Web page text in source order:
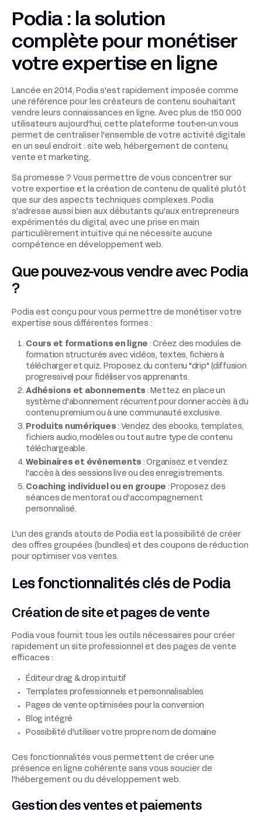
Podia : la solution
complète pour monétiser
votre expertise en ligne
Lancée en 2014, Podia s'est rapidement imposée comme
une référence pour les créateurs de contenu souhaitant
vendre leurs connaissances en ligne. Avec plus de 150 000
utilisateurs aujourd'hui, cette plateforme tout-en-un vous
permet de centraliser l'ensemble de votre activité digitale
en un seul endroit : site web, hébergement de contenu,
vente et marketing.
Sa promesse ? Vous permettre de vous concentrer sur
votre expertise et la création de contenu de qualité plutôt
que sur des aspects techniques complexes. Podia
s'adresse aussi bien aux débutants qu'aux entrepreneurs
expérimentés du digital, avec une prise en main
particulièrement intuitive qui ne nécessite aucune
compétence en développement web.
Que pouvez-vous vendre avec Podia
?
Podia est conçu pour vous permettre de monétiser votre
expertise sous différentes formes :
Cours et formations en ligne : Créez des modules de
formation structurés avec vidéos, textes, fichiers à
télécharger et quiz. Proposez du contenu "drip" (diffusion
progressive) pour fidéliser vos apprenants.
Adhésions et abonnements : Mettez en place un
système d'abonnement récurrent pour donner accès à du
contenu premium ou à une communauté exclusive.
Produits numériques : Vendez des ebooks, templates,
fichiers audio, modèles ou tout autre type de contenu
téléchargeable.
Webinaires et événements : Organisez et vendez
l'accès à des sessions live ou des enregistrements.
Coaching individuel ou en groupe : Proposez des
séances de mentorat ou d'accompagnement
personnalisé.
L'un des grands atouts de Podia est la possibilité de créer
des offres groupées (bundles) et des coupons de réduction
pour optimiser vos ventes.
Les fonctionnalités clés de Podia
Création de site et pages de vente
Podia vous fournit tous les outils nécessaires pour créer
rapidement un site professionnel et des pages de vente
efficaces :
Éditeur drag & drop intuitif
Templates professionnels et personnalisables
Pages de vente optimisées pour la conversion
Blog intégré
Possibilité d'utiliser votre propre nom de domaine
Ces fonctionnalités vous permettent de créer une
présence en ligne cohérente sans vous soucier de
l'hébergement ou du développement web.
Gestion des ventes et paiements